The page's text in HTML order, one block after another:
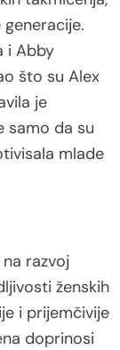
i Abby
što su Alex
je
samo da su
mlade
razvoj
ženskih
i prijemčivije
doprinosi